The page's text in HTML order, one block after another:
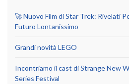
🚀 Nuovo Film di Star Trek: Rivelati
Futuro Lontanissimo
Grandi novità LEGO
Incontriamo il cast di Strange New
Series Festival